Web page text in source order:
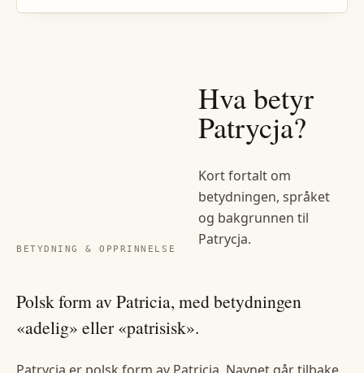
BETYDNING & OPPRINNELSE
Hva betyr
Patrycja?
Kort fortalt om
betydningen, språket
og bakgrunnen til
Patrycja.
Polsk form av Patricia, med betydningen
«adelig» eller «patrisisk».